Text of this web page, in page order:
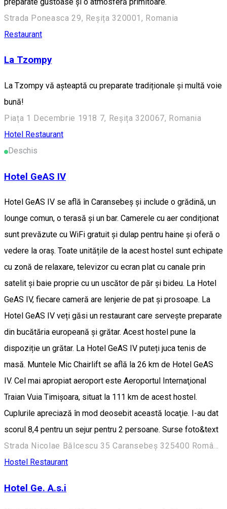
Strada Poneasca 29, Reșița 320001, Romania
Restaurant
La Tzompy
La Tzompy vă așteaptă cu preparate tradiționale și multă voie
bună!
Piața 1 Decembrie 1918 7, Reșița 320067, Romania
Hotel Restaurant
Deschis
Hotel GeAS IV
Hotel GeAS IV se află în Caransebeş și include o grădină, un
lounge comun, o terasă și un bar. Camerele cu aer condiționat
sunt prevăzute cu WiFi gratuit și dulap pentru haine și oferă o
vedere la oraș. Toate unitățile de la acest hostel sunt echipate
cu zonă de relaxare, televizor cu ecran plat cu canale prin
satelit și baie proprie cu un uscător de păr și bideu. La Hotel
GeAS IV, fiecare cameră are lenjerie de pat și prosoape. La
Hotel GeAS IV veți găsi un restaurant care servește preparate
din bucătăria europeană și grătar. Acest hostel pune la
dispoziție un grătar. La Hotel GeAS IV puteți juca tenis de
masă. Muntele Mic Chairlift se află la 26 km de Hotel GeAS
IV. Cel mai apropiat aeroport este Aeroportul Internaţional
Traian Vuia Timișoara, situat la 111 km de acest hostel.
Cuplurile apreciază în mod deosebit această locaţie. I-au dat
scorul 8,4 pentru un sejur pentru 2 persoane. Surse foto&text
Strada Nicolae Bălcescu 35 Caransebeș 325400 România
Hostel Restaurant
Hotel Ge. A.s.i